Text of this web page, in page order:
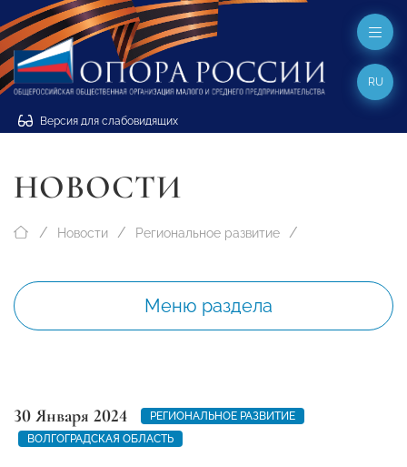
Версия для слабовидящих
RU
НОВОСТИ
Новости Региональное развитие
Меню раздела
30 Января 2024
РЕГИОНАЛЬНОЕ РАЗВИТИЕ
ВОЛГОГРАДСКАЯ ОБЛАСТЬ